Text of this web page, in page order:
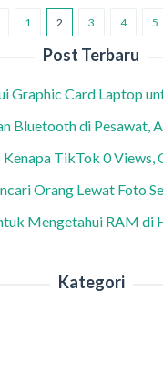
1 2 3 4 5
Post Terbaru
Graphic Card Laptop
Bluetooth di Pesawat,
TikTok 0 Views,
Orang Lewat Foto
Mengetahui RAM di
Kategori